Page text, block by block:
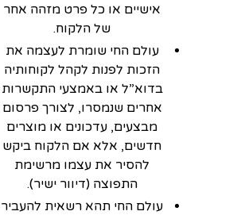
אישיים או כל פרט מזהה אחר
של הלקוח.
עולם החי שומרת לעצמה את
הזכות לפנות לקהל לקוחותיה
בדוא”ל או באמצעי התקשרות
אחרים שנמסרו, לצורך פרסום
מבצעים, עדכונים או מוצרים
חדשים, אלא אם הלקוח ביקש
להסיר את עצמו מרשימת
התפוצה (דיוור ישיר).
עולם החי תהא רשאית להעביר